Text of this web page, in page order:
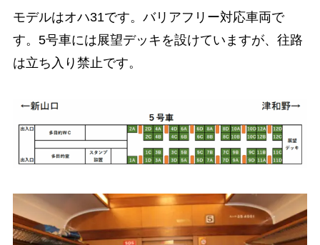
モデルはオハ31です。バリアフリー対応車両で
す。5号車には展望デッキを設けていますが、往路
は立ち入り禁止です。